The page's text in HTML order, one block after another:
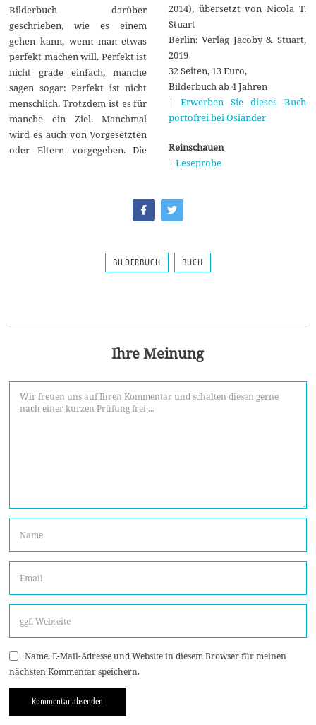
Bilderbuch darüber
geschrieben, wie es einem
gehen kann, wenn man etwas
perfekt machen will. Perfekt ist
nicht grade einfach, manche
sagen sogar: Perfekt ist nicht
menschlich. Trotzdem ist es für
manche ein Ziel. Manchmal
wird es auch von Vorgesetzten
oder Eltern vorgegeben. Die
2014), übersetzt von Nicola T.
Stuart
Berlin: Verlag Jacoby & Stuart,
2019
32 Seiten, 13 Euro,
Bilderbuch ab 4 Jahren
| Erwerben Sie dieses Buch
portofrei bei Osiander
Reinschauen
| Leseprobe
BILDERBUCH BUCH
Ihre Meinung
Name, E-Mail-Adresse und Website in diesem Browser für meinen
nächsten Kommentar speichern.